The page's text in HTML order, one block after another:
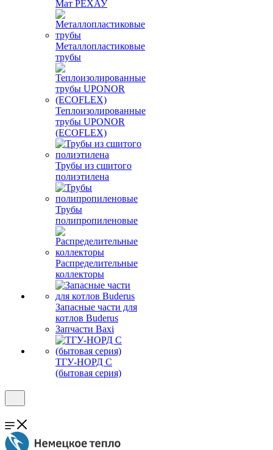
Мат РЕХАУ
Металлопластиковые
трубы
Теплоизолированные
трубы UPONOR
(ECOFLEX)
Трубы из сшитого
полиэтилена
Трубы
полипропиленовые
Распределительные
коллекторы
Запасные части для
котлов Buderus
Запчасти Baxi
ТГУ-НОРД С
(бытовая серия)